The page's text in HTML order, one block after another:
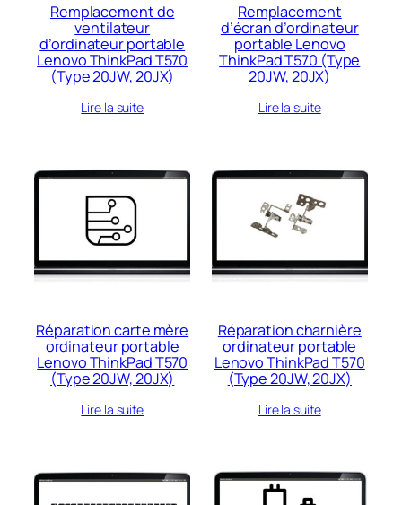
Remplacement de
ventilateur
d’ordinateur portable
Lenovo ThinkPad T570
(Type 20JW, 20JX)
Lire la suite
Remplacement
d’écran d’ordinateur
portable Lenovo
ThinkPad T570 (Type
20JW, 20JX)
Lire la suite
Réparation carte mère
ordinateur portable
Lenovo ThinkPad T570
(Type 20JW, 20JX)
Lire la suite
Réparation charnière
ordinateur portable
Lenovo ThinkPad T570
(Type 20JW, 20JX)
Lire la suite